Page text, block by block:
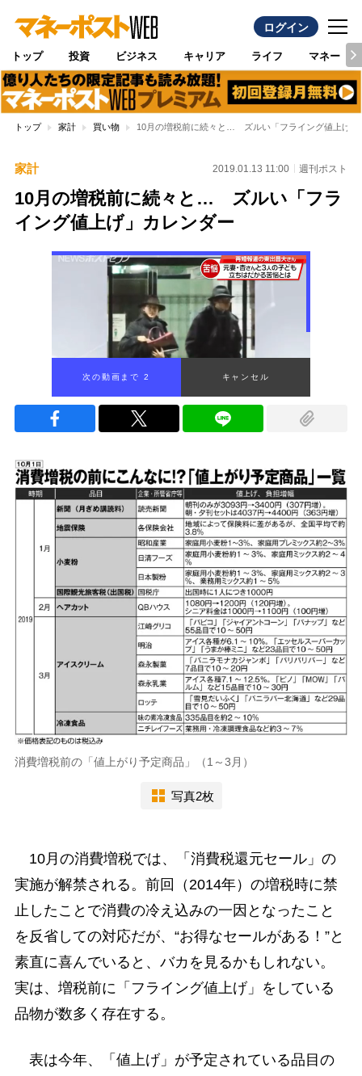
ログイン
トップ 投資 ビジネス キャリア ライフ マネー
トップ 家計 買い物 10月の増税前に続々と… ズルい「フライング値上げ」
家計 2019.01.13 11:00 週刊ポスト
10月の増税前に続々と… ズルい「フラ
イング値上げ」カレンダー
次の動画まで 1 キャンセル
消費増税前の「値上がり予定商品」（1～3月）
写真2枚
10月の消費増税では、「消費税還元セール」の
実施が解禁される。前回（2014年）の増税時に禁
止したことで消費の冷え込みの一因となったこと
を反省しての対応だが、“お得なセールがある！”と
素直に喜んでいると、バカを見るかもしれない。
実は、増税前に「フライング値上げ」をしている
品物が数多く存在する。
表は今年、「値上げ」が予定されている品目の